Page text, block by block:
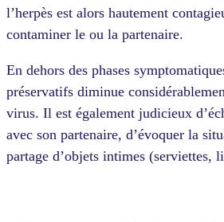
l’herpès est alors hautement
contaminer le ou la partenaire.
En dehors des phases
préservatifs diminue
virus. Il est également judicieux
avec son partenaire, d’évoquer la
partage d’objets intimes (serviettes,